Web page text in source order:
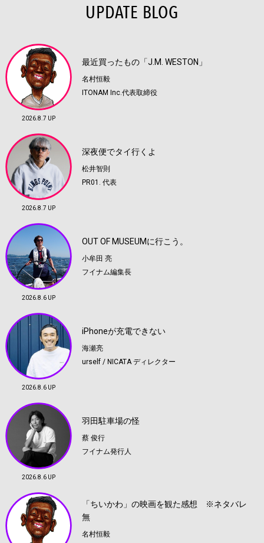
UPDATE BLOG
2026.8.7 UP
最近買ったもの「J.M. WESTON」
名村恒毅
ITONAM Inc.代表取締役
2026.8.7 UP
深夜便でタイ行くよ
松井智則
PR01. 代表
2026.8.6 UP
OUT OF MUSEUMに行こう。
小牟田 亮
フイナム編集長
2026.8.6 UP
iPhoneが充電できない
海瀬亮
urself / NICATA ディレクター
2026.8.6 UP
羽田駐車場の怪
蔡 俊行
フイナム発行人
「ちいかわ」の映画を観た感想 ※ネタバレ
無
名村恒毅